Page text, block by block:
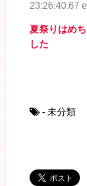
23:26:40.67
夏祭りはめ
した
- 未分類